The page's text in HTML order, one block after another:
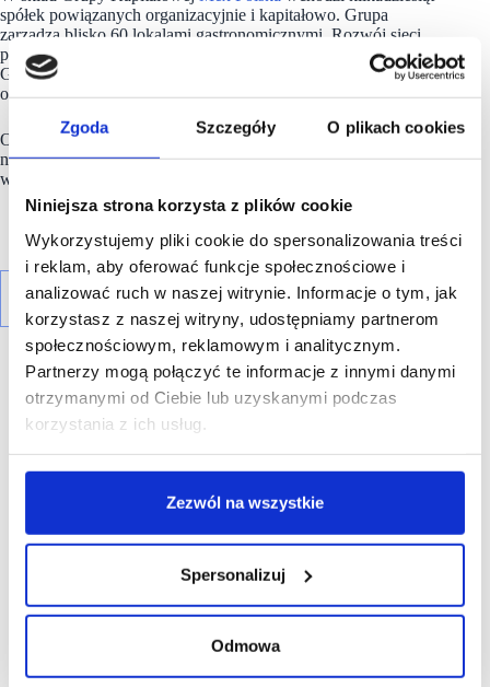
Zgoda Szczegóły O plikach cookies
Niniejsza strona korzysta z plików cookie
Wykorzystujemy pliki cookie do spersonalizowania treści
i reklam, aby oferować funkcje społecznościowe i
analizować ruch w naszej witrynie. Informacje o tym, jak
korzystasz z naszej witryny, udostępniamy partnerom
społecznościowym, reklamowym i analitycznym.
Partnerzy mogą połączyć te informacje z innymi danymi
otrzymanymi od Ciebie lub uzyskanymi podczas
korzystania z ich usług.
Zezwól na wszystkie
Spersonalizuj
Odmowa
spółek powiązanych organizacyjnie i kapitałowo. Grupa
zarządza blisko 60 lokalami gastronomicznymi. Rozwój sieci
placówek gastronomicznych pochodzi ze środków własnych
Grupy, kredytów oraz środków finansowych
od franczyzobiorców w ramach umów franczyzowych.
Od 2012 roku spółka Mex Polska S.A.jest notowana
na Głównym Rynku Giełdy Papierów Wartościowych (GPW)
w Warszawie.
R E K L A M A